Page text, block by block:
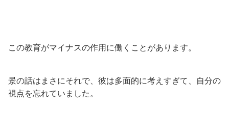
この教育がマイナスの作用に働くことがあります。
景の話はまさにそれで、彼は多面的に考えすぎて、自分の
視点を忘れていました。